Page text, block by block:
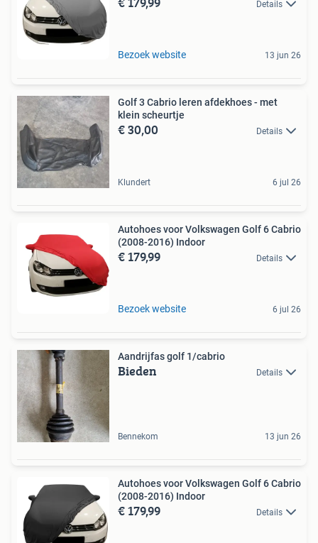
Details
Bezoek website 13 jun 26
Golf 3 Cabrio leren afdekhoes - met
klein scheurtje
€ 30,00 Details
Klundert 6 jul 26
Autohoes voor Volkswagen Golf 6 Cabrio
(2008-2016) Indoor
€ 179,99 Details
Bezoek website 6 jul 26
Aandrijfas golf 1/cabrio
Bieden Details
Bennekom 13 jun 26
Autohoes voor Volkswagen Golf 6 Cabrio
(2008-2016) Indoor
€ 179,99 Details